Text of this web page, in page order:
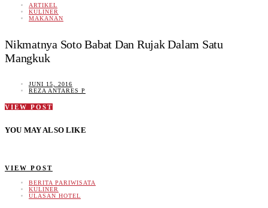
ARTIKEL
KULINER
MAKANAN
Nikmatnya Soto Babat Dan Rujak Dalam Satu
Mangkuk
JUNI 15, 2016
REZA ANTARES P
VIEW POST
YOU MAY ALSO LIKE
VIEW POST
BERITA PARIWISATA
KULINER
ULASAN HOTEL